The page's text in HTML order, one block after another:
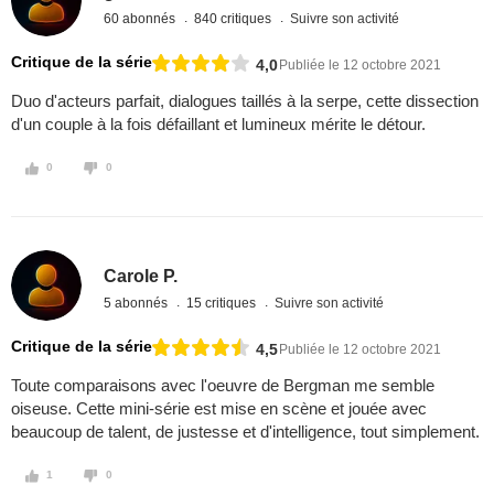
60 abonnés 840 critiques Suivre son activité
Critique de la série 4,0Publiée le 12 octobre 2021
Duo d'acteurs parfait, dialogues taillés à la serpe, cette dissection
d'un couple à la fois défaillant et lumineux mérite le détour.
0 0
Carole P.
5 abonnés 15 critiques Suivre son activité
Critique de la série 4,5Publiée le 12 octobre 2021
Toute comparaisons avec l'oeuvre de Bergman me semble
oiseuse. Cette mini-série est mise en scène et jouée avec
beaucoup de talent, de justesse et d'intelligence, tout simplement.
1 0